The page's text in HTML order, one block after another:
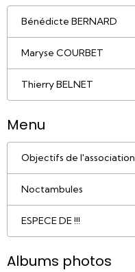
Bénédicte BERNARD
Maryse COURBET
Thierry BELNET
Menu
Objectifs de l'association
Noctambules
ESPECE DE !!!
Albums photos